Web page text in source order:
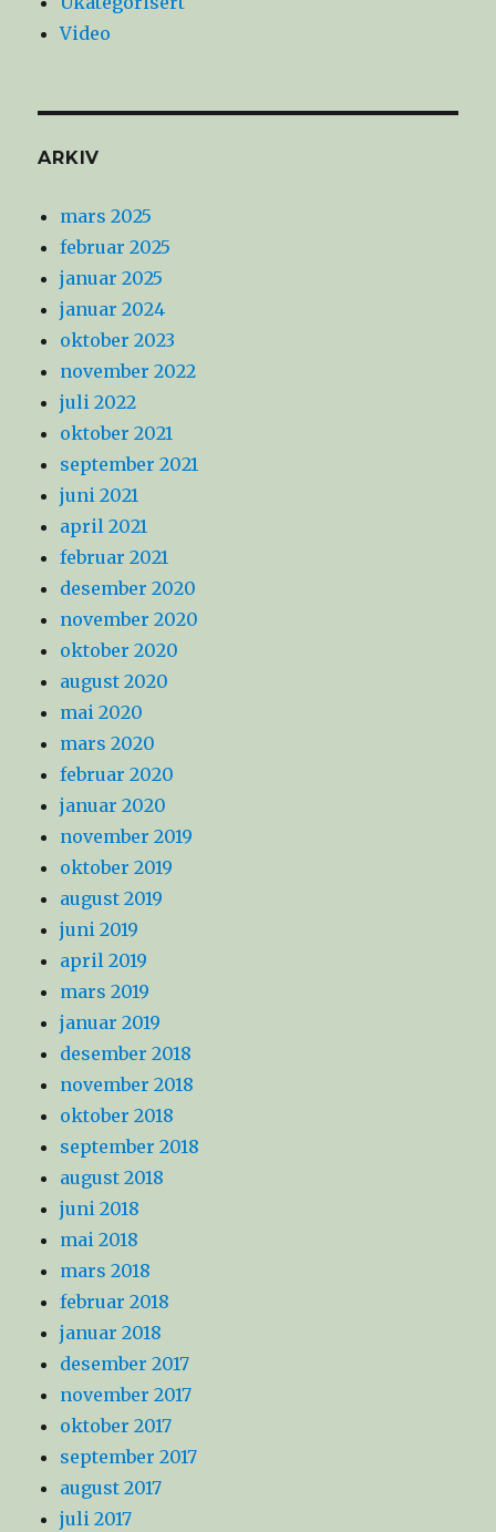
Video
ARKIV
mars 2025
februar 2025
januar 2025
januar 2024
oktober 2023
november 2022
juli 2022
oktober 2021
september 2021
juni 2021
april 2021
februar 2021
desember 2020
november 2020
oktober 2020
august 2020
mai 2020
mars 2020
februar 2020
januar 2020
november 2019
oktober 2019
august 2019
juni 2019
april 2019
mars 2019
januar 2019
desember 2018
november 2018
oktober 2018
september 2018
august 2018
juni 2018
mai 2018
mars 2018
februar 2018
januar 2018
desember 2017
november 2017
oktober 2017
september 2017
august 2017
juli 2017